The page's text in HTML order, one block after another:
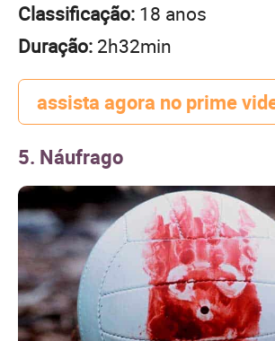
Classificação: 18 anos
Duração: 2h32min
assista agora no prime
5. Náufrago